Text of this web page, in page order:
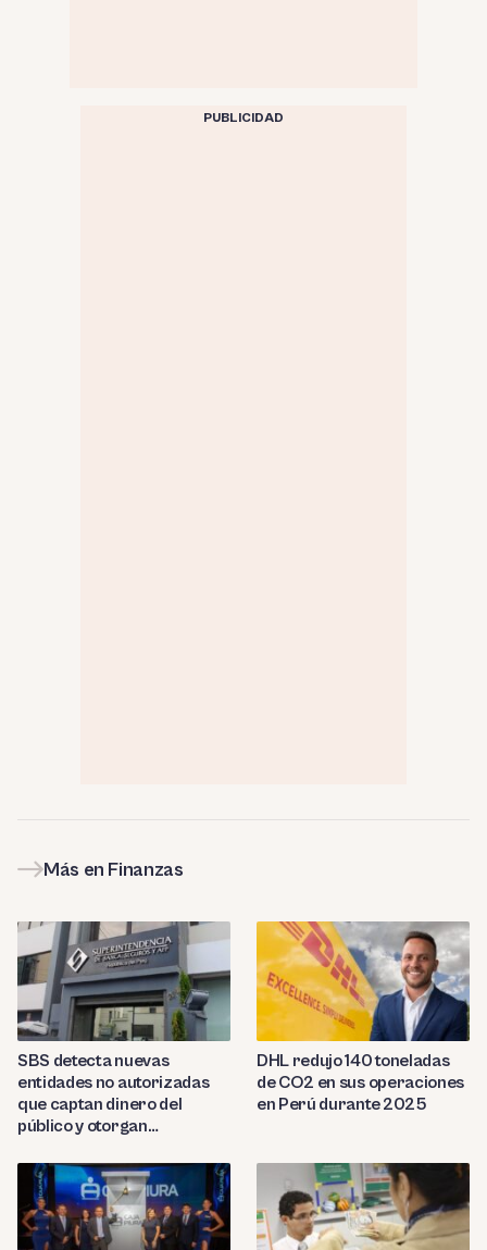
PUBLICIDAD
Más en Finanzas
SBS detecta nuevas
entidades no autorizadas
que captan dinero del
público y otorgan
DHL redujo 140 toneladas
de CO2 en sus operaciones
en Perú durante 2025